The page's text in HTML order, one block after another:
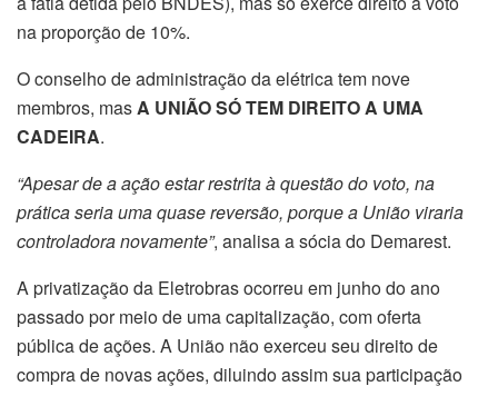
na proporção de 10%.
O conselho de administração da elétrica tem nove
membros, masA UNIÃO SÓ TEM DIREITO A UMA
CADEIRA.
“Apesar de a ação estar restrita à questão do voto, na
prática seria uma quase reversão, porque a União viraria
controladora novamente”, analisa a sócia do Demarest.
A privatização da Eletrobras ocorreu em junho do ano
passado por meio de uma capitalização, com oferta
pública de ações. A União não exerceu seu direito de
compra de novas ações, diluindo assim sua participação